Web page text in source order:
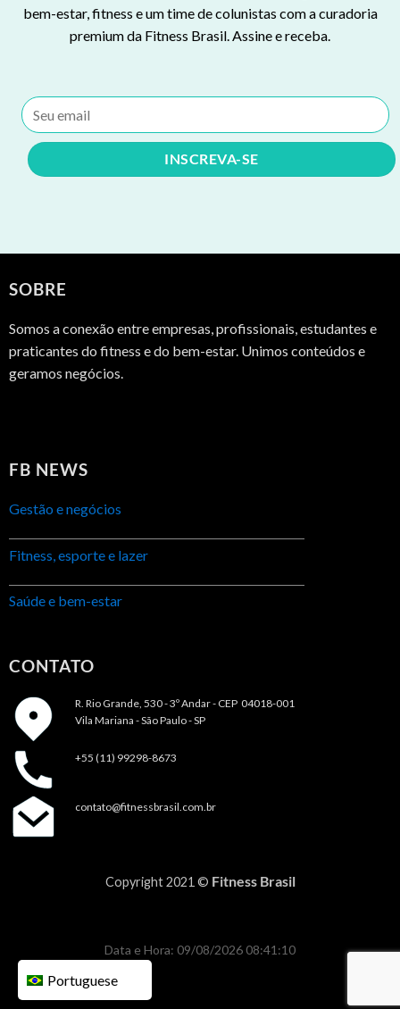
bem-estar, fitness e um time de colunistas com a curadoria
premium da Fitness Brasil. Assine e receba.
SOBRE
Somos a conexão entre empresas, profissionais, estudantes e
praticantes do fitness e do bem-estar. Unimos conteúdos e
geramos negócios.
FB NEWS
Gestão e negócios
Fitness, esporte e lazer
Saúde e bem-estar
CONTATO
R. Rio Grande, 530 - 3º Andar - CEP 04018-001
Vila Mariana - São Paulo - SP
+55 (11) 99298-8673
contato@fitnessbrasil.com.br
Copyright 2021 © Fitness Brasil
Data e Hora: 09/08/2026 08:41:10
Portuguese